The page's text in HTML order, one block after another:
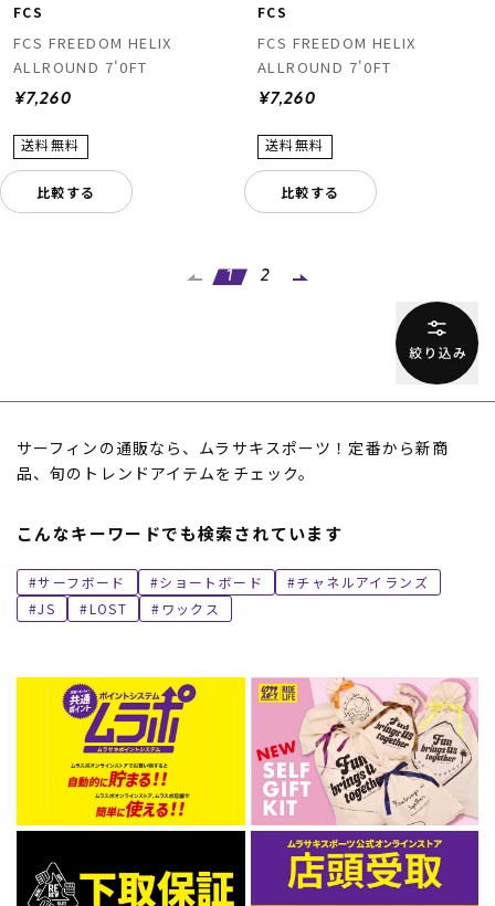
FCS
FCS FREEDOM HELIX
ALLROUND 7'0FT
¥7,260
比較する
FCS
FCS FREEDOM HELIX
ALLROUND 7'0FT
¥7,260
比較する
1 2
サーフィンの通販なら、ムラサキスポーツ！定番から新商
品、旬のトレンドアイテムをチェック。
こんなキーワードでも検索されています
サーフボード ショートボード
チャネルアイランズ
JS
LOST ワックス